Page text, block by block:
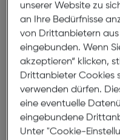
Bügellänge:150mm
(individuell ausrichtbar)
unserer Website zu
an Ihre Bedürfnisse
von Drittanbietern
eingebunden. Wenn
akzeptieren“ klicken,
Drittanbieter Cookies
verwenden dürfen.
eine eventuelle
eingebundene
Unter "Cookie-